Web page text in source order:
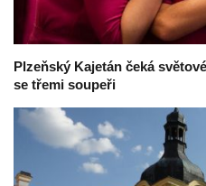
Plzeňský Kajetán čeká
se třemi soupeři